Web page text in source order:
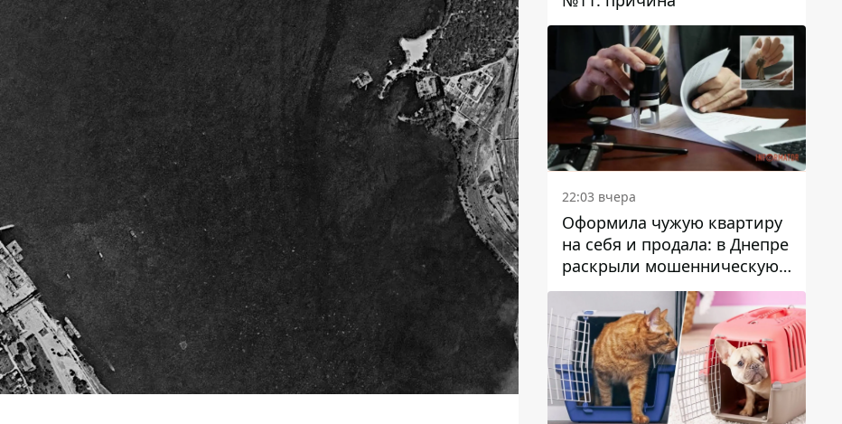
22:03 вчера
Оформила чужую квартиру
на себя и продала: в Днепре
раскрыли мошенническую
схему с недвижимостью